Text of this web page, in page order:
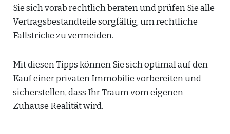
Sie sich vorab rechtlich beraten und prüfen Sie alle
Vertragsbestandteile sorgfältig, um rechtliche
Fallstricke zu vermeiden.
Mit diesen Tipps können Sie sich optimal auf den
Kauf einer privaten Immobilie vorbereiten und
sicherstellen, dass Ihr Traum vom eigenen
Zuhause Realität wird.